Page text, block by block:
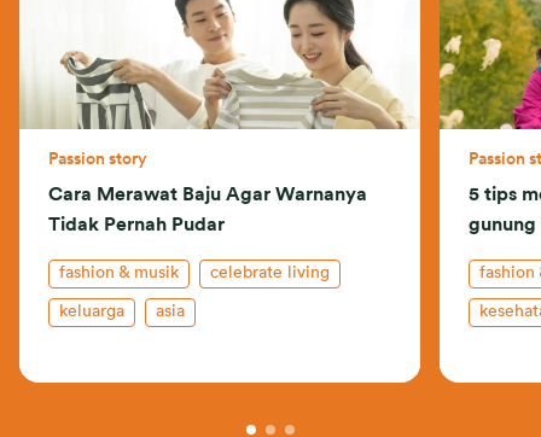
Passion story
Cara Merawat Baju Agar Warnanya
Tidak Pernah Pudar
fashion & musik celebrate living
keluarga asia
Passion
5 tips
fashion